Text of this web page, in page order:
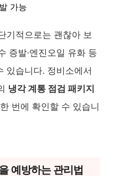
가능
기적으로는 괜찮아 보
증발·엔진오일 유화 등
있습니다. 정비소에서
냉각 계통 점검 패키지
번에 확인할 수 있습니
예방하는 관리법